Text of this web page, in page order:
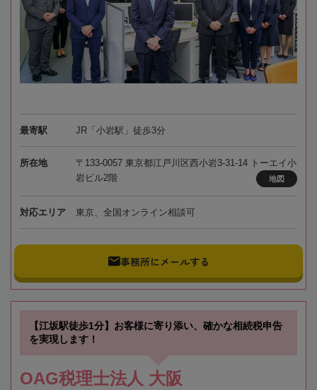
最寄駅 JR「小岩駅」徒歩3分
所在地
〒133-0057 東京都江戸川区西小岩3-31-14 トーエイ小
岩ビル2階
地図
対応エリア 東京、全国オンライン相談可
事務所にメールする
【江坂駅徒歩1分】お客様に寄り添い、確かな相続税申告
を実現します！
OAG税理士法人 大阪